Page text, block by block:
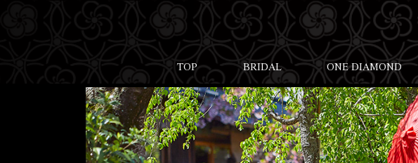
TOP BRIDAL ONE DIAMOND